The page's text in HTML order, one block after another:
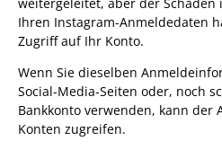
Ihren Instagram-Anmeldedaten
Zugriff auf Ihr Konto.
Wenn Sie dieselben
Social-Media-Seiten oder, noch
Bankkonto verwenden, kann der
Konten zugreifen.